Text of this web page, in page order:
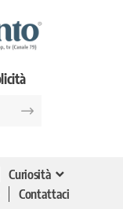
Curiosità
Contattaci